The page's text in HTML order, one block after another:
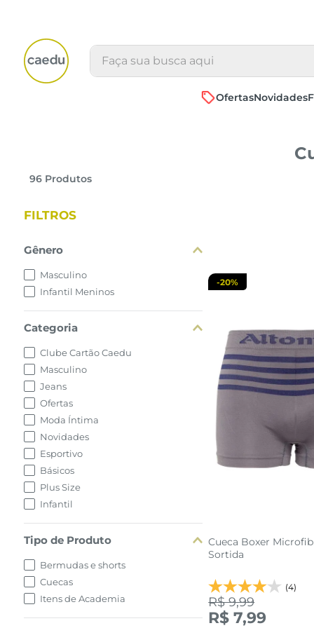
Faça sua busca aqui
OfertasNovidades
96 Produtos
FILTROS
Gênero
Masculino
Infantil Meninos
Categoria
Clube Cartão Caedu
Masculino
Jeans
Ofertas
Moda Íntima
Novidades
Esportivo
Básicos
Plus Size
Infantil
Tipo de Produto
Bermudas e shorts
Cuecas
Itens de Academia
Cueca Boxer
Sortida
(4)
-20%
R$ 9,99
R$ 7,99